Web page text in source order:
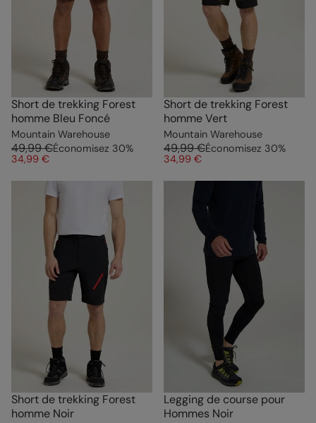
Short de trekking Forest
homme Bleu Foncé
Mountain Warehouse
49,99 €Économisez 30%
34,99 €
Short de trekking Forest
homme Vert
Mountain Warehouse
49,99 €Économisez 30%
34,99 €
Short de trekking Forest
homme Noir
Legging de course pour
Hommes Noir